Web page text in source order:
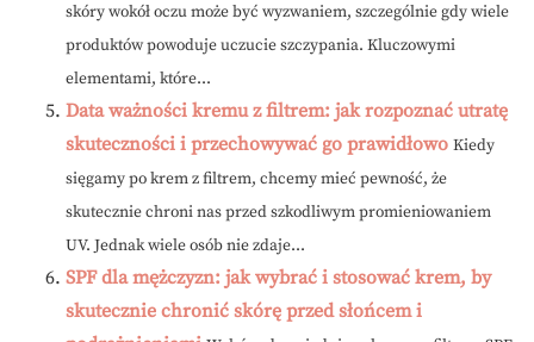
skóry wokół oczu może być wyzwaniem, szczególnie gdy wiele
produktów powoduje uczucie szczypania. Kluczowymi
elementami, które...
Data ważności kremu z filtrem: jak rozpoznać utratę
skuteczności i przechowywać go prawidłowo Kiedy
sięgamy po krem z filtrem, chcemy mieć pewność, że
skutecznie chroni nas przed szkodliwym promieniowaniem
UV. Jednak wiele osób nie zdaje...
SPF dla mężczyzn: jak wybrać i stosować krem, by
skutecznie chronić skórę przed słońcem i